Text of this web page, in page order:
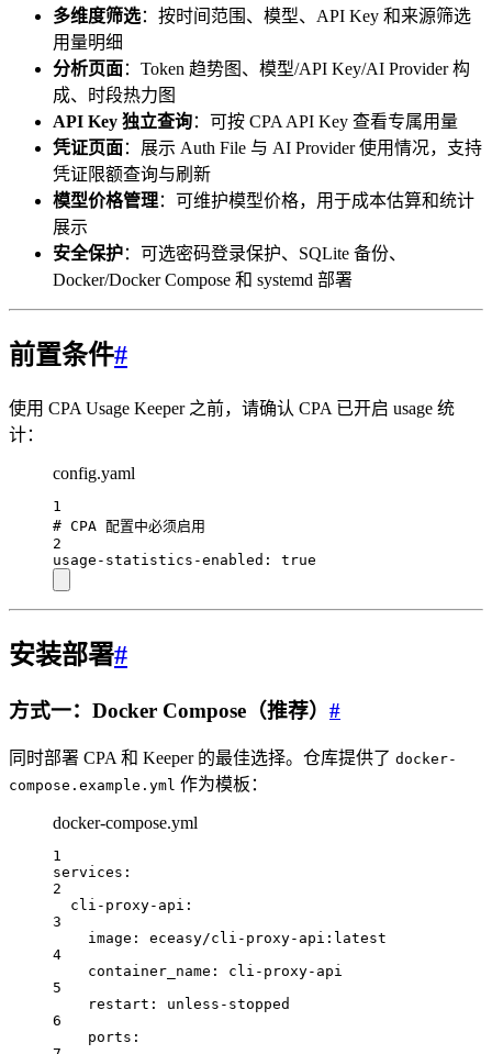
多维度筛选：按时间范围、模型、API Key 和来源筛选
用量明细
分析页面：Token 趋势图、模型/API Key/AI Provider 构
成、时段热力图
API Key 独立查询：可按 CPA API Key 查看专属用量
凭证页面：展示 Auth File 与 AI Provider 使用情况，支持
凭证限额查询与刷新
模型价格管理：可维护模型价格，用于成本估算和统计
展示
安全保护：可选密码登录保护、SQLite 备份、
Docker/Docker Compose 和 systemd 部署
前置条件#
使用 CPA Usage Keeper 之前，请确认 CPA 已开启 usage 统
计：
config.yaml
1
# CPA 配置中必须启用
2
usage-statistics-enabled : true
安装部署#
方式一：Docker Compose（推荐） #
同时部署 CPA 和 Keeper 的最佳选择。仓库提供了 docker-
compose.example.yml 作为模板：
docker-compose.yml
1
services :
2
cli-proxy-api :
3
image : eceasy/cli-proxy-api:latest
4
container_name : cli-proxy-api
5
restart : unless-stopped
6
ports :